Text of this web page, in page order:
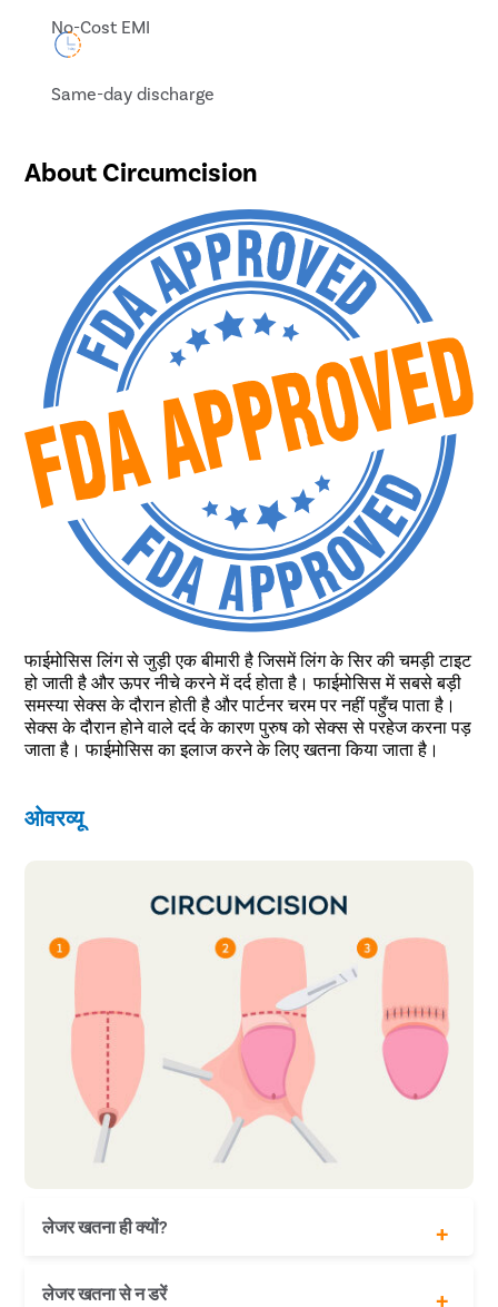
No-Cost EMI
Same-day discharge
About Circumcision
फाईमोसिस लिंग से जुड़ी एक बीमारी है जिसमें लिंग के सिर की चमड़ी टाइट
हो जाती है और ऊपर नीचे करने में दर्द होता है। फाईमोसिस में सबसे बड़ी
समस्या सेक्स के दौरान होती है और पार्टनर चरम पर नहीं पहुँच पाता है।
सेक्स के दौरान होने वाले दर्द के कारण पुरुष को सेक्स से परहेज करना पड़
जाता है। फाईमोसिस का इलाज करने के लिए खतना किया जाता है।
ओवरव्यू
लेजर खतना ही क्यों?
बिना दर्द की प्रक्रिया
लेजर खतना से न डरें